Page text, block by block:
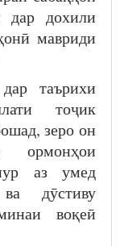
дар дохили
мавриди
таърихи
тоҷик
зеро он
ормонҳои
аз умед
дӯстиву
воқеӣ